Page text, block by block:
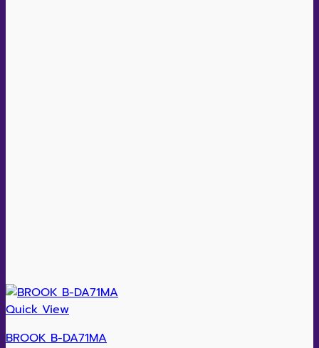
Quick View
BROOK B-DA71MA